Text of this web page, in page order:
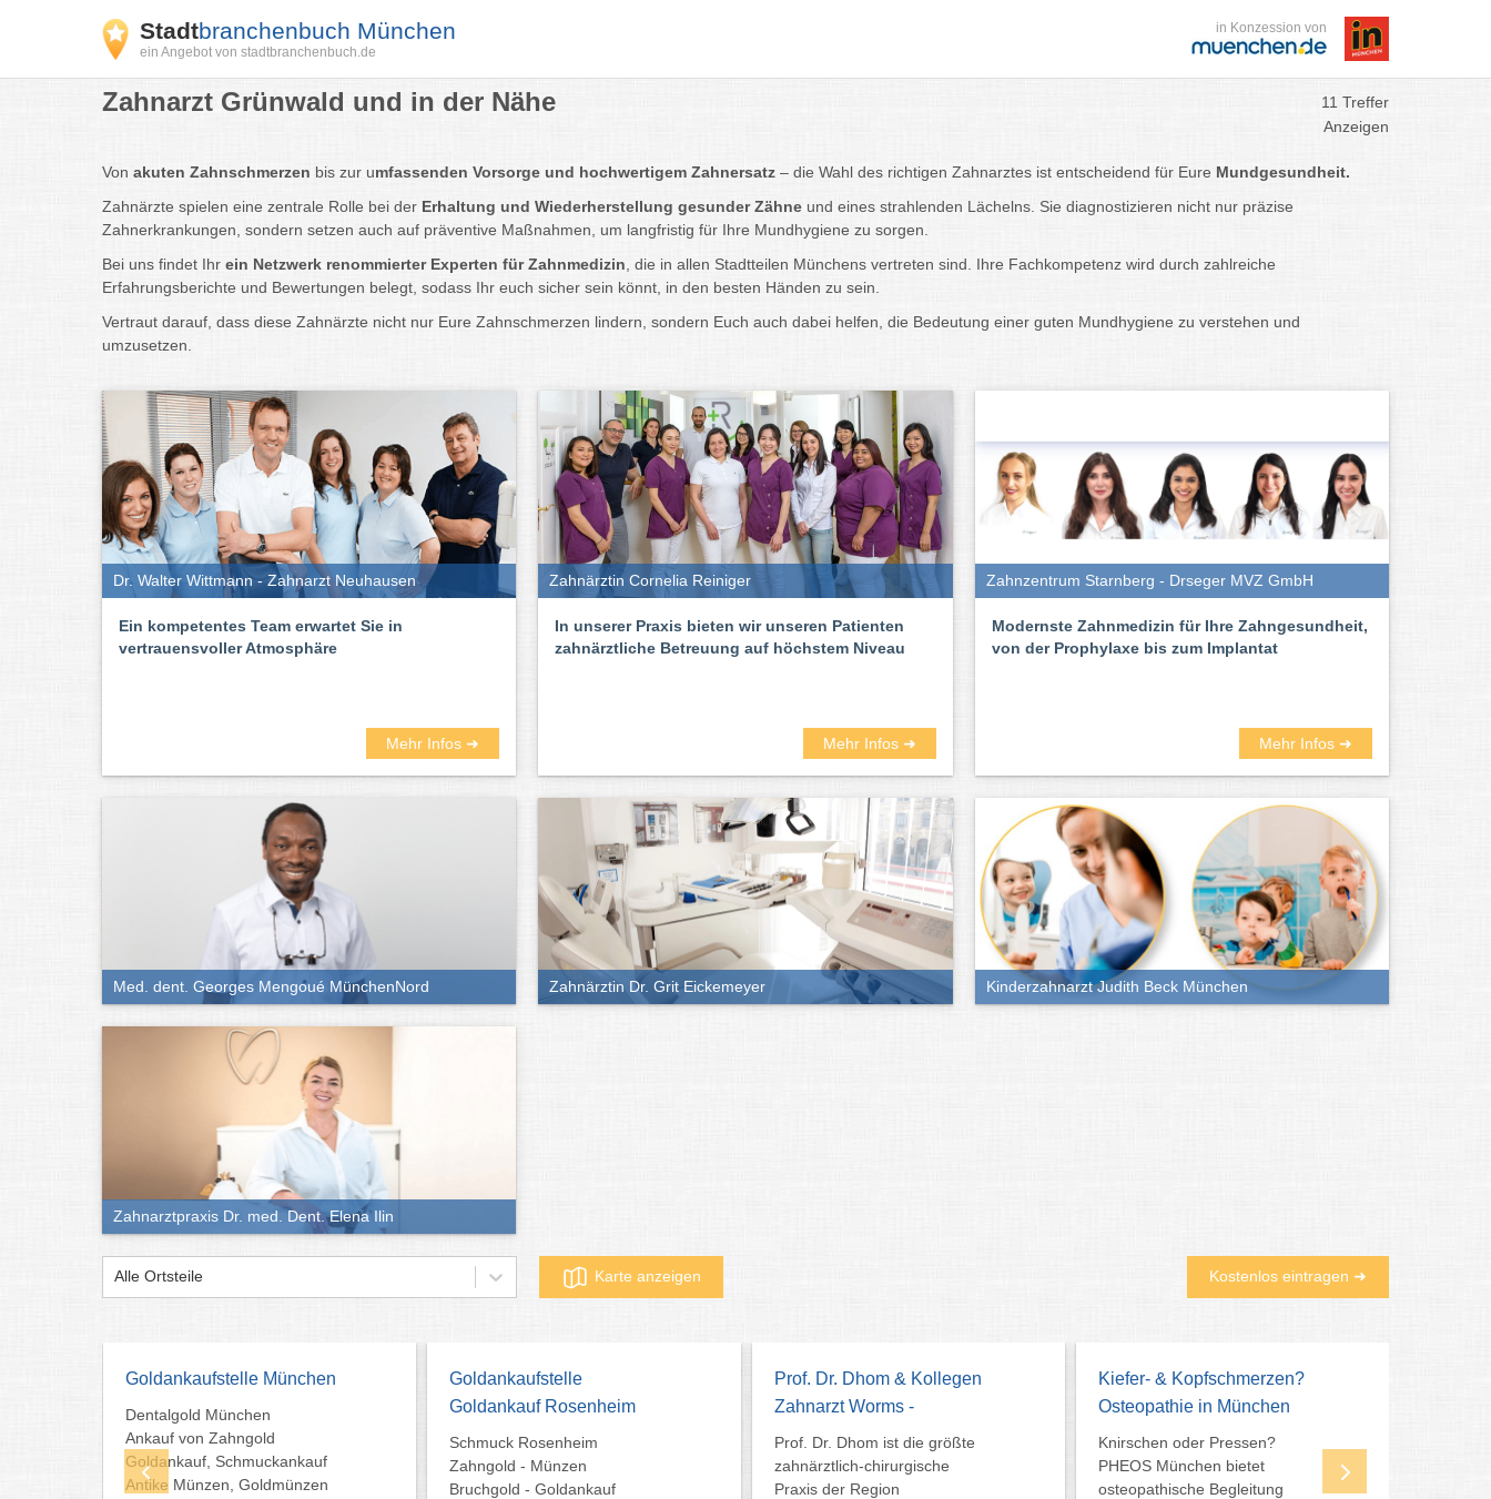
Stadtbranchenbuch München
ein Angebot von stadtbranchenbuch.de
in Konzession von
Zahnarzt Grünwald und in der Nähe
11 Treffer
Anzeigen
Von akuten Zahnschmerzen bis zur umfassenden Vorsorge und hochwertigem Zahnersatz – die Wahl des richtigen Zahnarztes ist entscheidend für Eure Mundgesundheit.
Zahnärzte spielen eine zentrale Rolle bei der Erhaltung und Wiederherstellung gesunder Zähne und eines strahlenden Lächelns. Sie diagnostizieren nicht nur präzise
Zahnerkrankungen, sondern setzen auch auf präventive Maßnahmen, um langfristig für Ihre Mundhygiene zu sorgen.
Bei uns findet Ihr ein Netzwerk renommierter Experten für Zahnmedizin , die in allen Stadtteilen Münchens vertreten sind. Ihre Fachkompetenz wird durch zahlreiche
Erfahrungsberichte und Bewertungen belegt, sodass Ihr euch sicher sein könnt, in den besten Händen zu sein.
Vertraut darauf, dass diese Zahnärzte nicht nur Eure Zahnschmerzen lindern, sondern Euch auch dabei helfen, die Bedeutung einer guten Mundhygiene zu verstehen und
umzusetzen.
Dr. Walter Wittmann - Zahnarzt Neuhausen
Ein kompetentes Team erwartet Sie in
vertrauensvoller Atmosphäre
Mehr Infos ➜
Zahnärztin Cornelia Reiniger
In unserer Praxis bieten wir unseren Patienten
zahnärztliche Betreuung auf höchstem Niveau
Mehr Infos ➜
Zahnzentrum Starnberg - Drseger MVZ GmbH
Modernste Zahnmedizin für Ihre Zahngesundheit,
von der Prophylaxe bis zum Implantat
Mehr Infos ➜
Med. dent. Georges Mengoué MünchenNord Zahnärztin Dr. Grit Eickemeyer Kinderzahnarzt Judith Beck München
Zahnarztpraxis Dr. med. Dent. Elena Ilin
Alle Ortsteile Karte anzeigen Kostenlos eintragen ➜
Goldankaufstelle
Goldankauf Rosenheim
Schmuck Rosenheim
Zahngold - Münzen
Bruchgold - Goldankauf
Prof. Dr. Dhom & Kollegen
Zahnarzt Worms -
Prof. Dr. Dhom ist die größte
zahnärztlich-chirurgische
Praxis der Region
Kiefer- & Kopfschmerzen?
Osteopathie in München
Knirschen oder Pressen?
PHEOS München bietet
osteopathische Begleitung
Dr. Elena Ilin, Zahnarztpraxis
Zahnarzt in München
Kinderzahnarzt, Ästethische
Zahnmedizin, Alinger Implantologie,
Prophylaxe, Zahnreinigung,